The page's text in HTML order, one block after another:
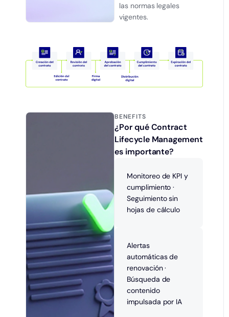
las normas legales
vigentes.
BENEFITS
¿Por qué Contract
Lifecycle Management
es importante?
Monitoreo de KPI y
cumplimiento ·
Seguimiento sin
hojas de cálculo
Alertas
automáticas de
renovación ·
Búsqueda de
contenido
impulsada por IA